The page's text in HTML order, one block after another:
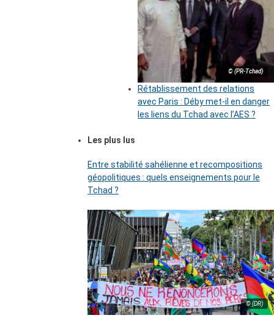
© (PR-Tchad)
Rétablissement des relations
avec Paris : Déby met-il en danger
les liens du Tchad avec l’AES ?
Les plus lus
Entre stabilité sahélienne et recompositions
géopolitiques : quels enseignements pour le
Tchad ?
© (DR)